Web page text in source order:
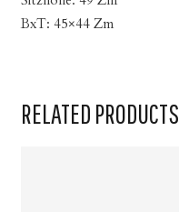
BxT: 45×44 Zm
RELATED PRODUCTS